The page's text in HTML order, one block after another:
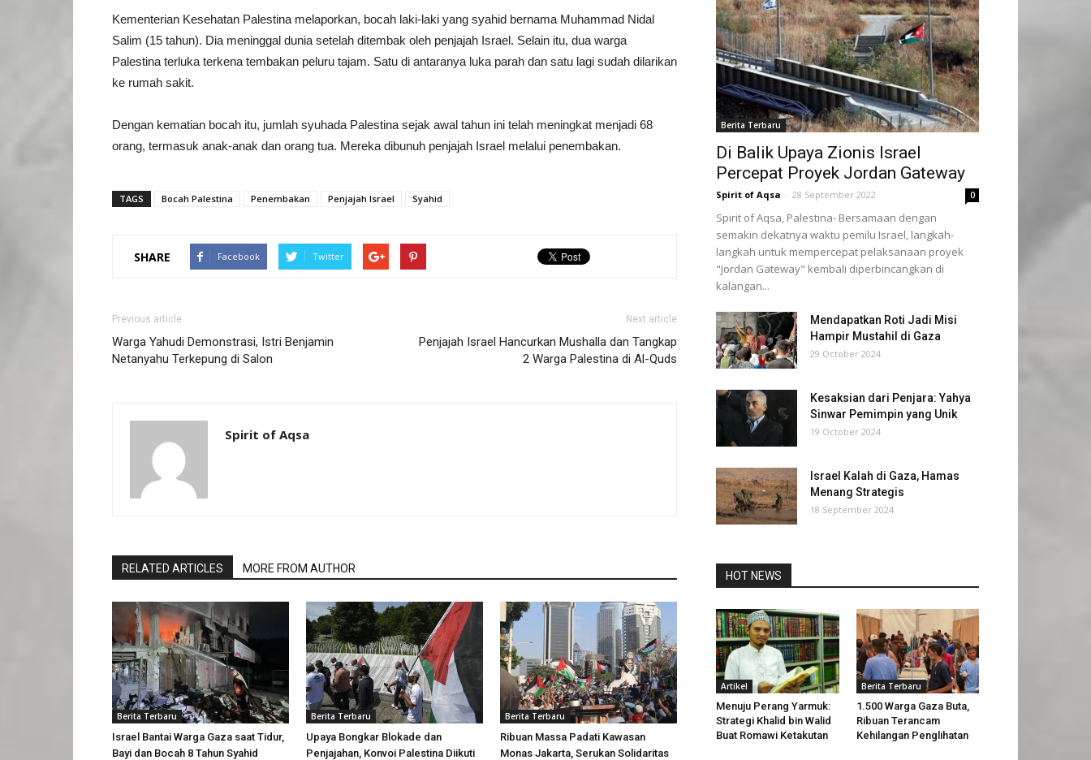
Kementerian Kesehatan Palestina melaporkan, bocah laki-laki yang syahid bernama Muhammad Nidal
Salim (15 tahun). Dia meninggal dunia setelah ditembak oleh penjajah Israel. Selain itu, dua warga
Palestina terluka terkena tembakan peluru tajam. Satu di antaranya luka parah dan satu lagi sudah dilarikan
ke rumah sakit.
Dengan kematian bocah itu, jumlah syuhada Palestina sejak awal tahun ini telah meningkat menjadi 68
orang, termasuk anak-anak dan orang tua. Mereka dibunuh penjajah Israel melalui penembakan.
TAGS Bocah Palestina Penembakan Penjajah Israel Syahid
SHARE Facebook Twitter
Previous article
Warga Yahudi Demonstrasi, Istri Benjamin
Netanyahu Terkepung di Salon
Next article
Penjajah Israel Hancurkan Mushalla dan Tangkap
2 Warga Palestina di Al-Quds
Spirit of Aqsa
RELATED ARTICLES MORE FROM AUTHOR
Berita Terbaru
Israel Bantai Warga Gaza saat Tidur,
Bayi dan Bocah 8 Tahun Syahid
Berita Terbaru
Upaya Bongkar Blokade dan
Penjajahan, Konvoi Palestina Diikuti
Berita Terbaru
Ribuan Massa Padati Kawasan
Monas Jakarta, Serukan Solidaritas
Berita Terbaru
Di Balik Upaya Zionis Israel
Percepat Proyek Jordan Gateway
Spirit of Aqsa - 28 September 2022 0
Spirit of Aqsa, Palestina- Bersamaan dengan
semakin dekatnya waktu pemilu Israel, langkah-
langkah untuk mempercepat pelaksanaan proyek
"Jordan Gateway" kembali diperbincangkan di
kalangan...
Mendapatkan Roti Jadi Misi
Hampir Mustahil di Gaza
29 October 2024
Kesaksian dari Penjara: Yahya
Sinwar Pemimpin yang Unik
19 October 2024
Israel Kalah di Gaza, Hamas
Menang Strategis
18 September 2024
HOT NEWS
Artikel
Menuju Perang Yarmuk:
Strategi Khalid bin Walid
Buat Romawi Ketakutan
Berita Terbaru
1.500 Warga Gaza Buta,
Ribuan Terancam
Kehilangan Penglihatan